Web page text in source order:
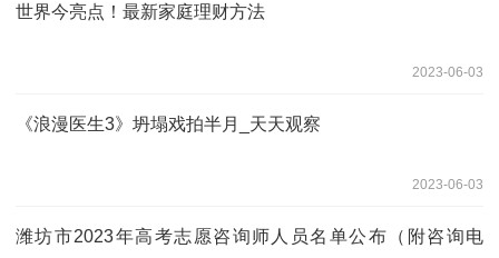
世界今亮点！最新家庭理财方法
2023-06-03
《浪漫医生3》坍塌戏拍半月_天天观察
2023-06-03
潍坊市2023年高考志愿咨询师人员名单公布（附咨询电